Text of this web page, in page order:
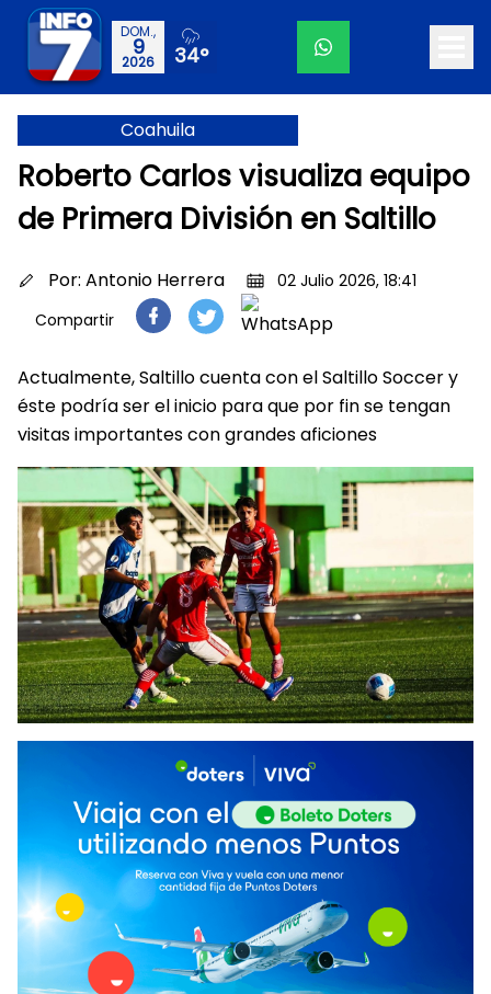
DOM.,
9
2026 34°
Coahuila
Roberto Carlos visualiza equipo
de Primera División en Saltillo
Por: Antonio Herrera
02 Julio 2026, 18:41
Compartir
Actualmente, Saltillo cuenta con el Saltillo Soccer y
éste podría ser el inicio para que por fin se tengan
visitas importantes con grandes aficiones